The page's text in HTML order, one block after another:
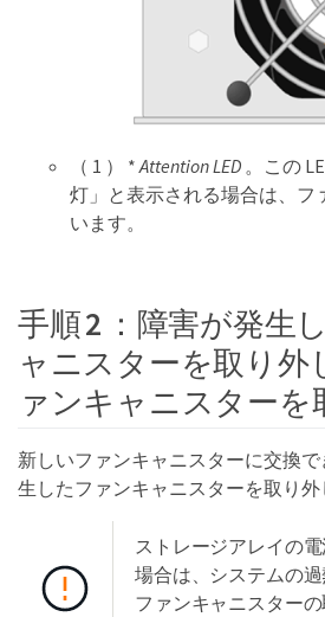
（ 1 ） * Attention LED 。この
灯」と表示される場合は、フ
います。
手順 2 ：障害が発生
ャニスターを取り外
ァンキャニスターを
新しいファンキャニスターに交換
生したファンキャニスターを取り外
ストレージアレイの
場合は、システムの過
ファンキャニスター